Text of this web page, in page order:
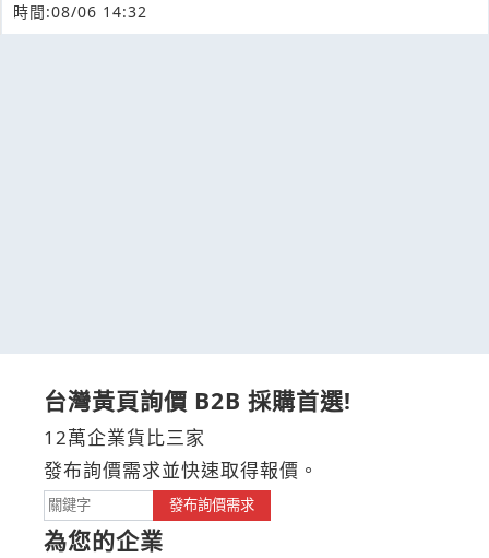
時間:08/06 14:32
台灣黃頁詢價 B2B 採購首選!
12萬企業貨比三家
發布詢價需求並快速取得報價。
發布詢價需求
為您的企業